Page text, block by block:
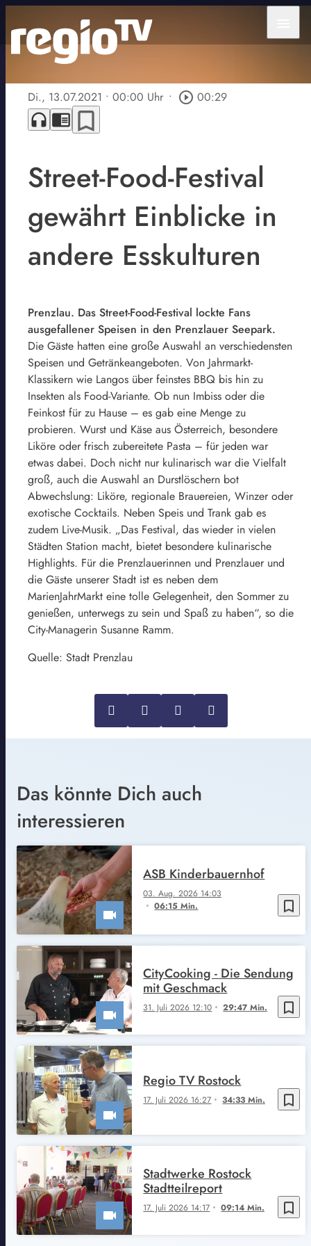
Di., 13.07.2021 • 00:00 Uhr • play_circle_outline 00:29
headphones chrome_reader_mode bookmark_border
Street-Food-Festival
gewährt Einblicke in
andere Esskulturen
Prenzlau. Das Street-Food-Festival lockte Fans
ausgefallener Speisen in den Prenzlauer Seepark.
Die Gäste hatten eine große Auswahl an verschiedensten
Speisen und Getränkeangeboten. Von Jahrmarkt-
Klassikern wie Langos über feinstes BBQ bis hin zu
Insekten als Food-Variante. Ob nun Imbiss oder die
Feinkost für zu Hause – es gab eine Menge zu
probieren. Wurst und Käse aus Österreich, besondere
Liköre oder frisch zubereitete Pasta – für jeden war
etwas dabei. Doch nicht nur kulinarisch war die Vielfalt
groß, auch die Auswahl an Durstlöschern bot
Abwechslung: Liköre, regionale Brauereien, Winzer oder
exotische Cocktails. Neben Speis und Trank gab es
zudem Live-Musik. „Das Festival, das wieder in vielen
Städten Station macht, bietet besondere kulinarische
Highlights. Für die Prenzlauerinnen und Prenzlauer und
die Gäste unserer Stadt ist es neben dem
MarienJahrMarkt eine tolle Gelegenheit, den Sommer zu
genießen, unterwegs zu sein und Spaß zu haben“, so die
City-Managerin Susanne Ramm.
Quelle: Stadt Prenzlau
Das könnte Dich auch
interessieren
bookmark_border
03. Aug. 2026 14:03
06:15 Min.
ASB Kinderbauernhof
bookmark_border
31. Juli 2026 12:10 29:47 Min.
CityCooking - Die Sendung
mit Geschmack
bookmark_border
17. Juli 2026 16:27 34:33 Min.
Regio TV Rostock
bookmark_border
17. Juli 2026 14:17 09:14 Min.
Stadtwerke Rostock
Stadtteilreport